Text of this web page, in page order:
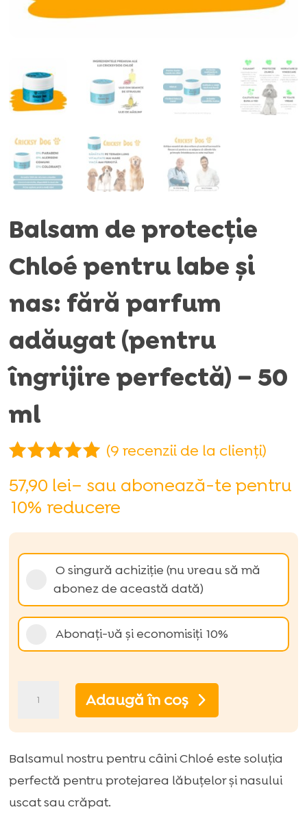
Balsam de protecție
Chloé pentru labe și
nas: fără parfum
adăugat (pentru
îngrijire perfectă) – 50
ml
5.00din 5
pe baza a
la clienți
(9 recenzii de la clienți)
57,90 lei– sau abonează-te pentru
10% reducere
Alegeți
de
achiziție
O singură achiziție (nu vreau să mă
abonez de această dată)
Abonați-vă și economisiți 10%
de
protecție
Chloé
pentru
Adaugă în coș
Balsamul nostru pentru câini Chloé este soluția
perfectă pentru protejarea lăbuțelor și nasului
uscat sau crăpat.